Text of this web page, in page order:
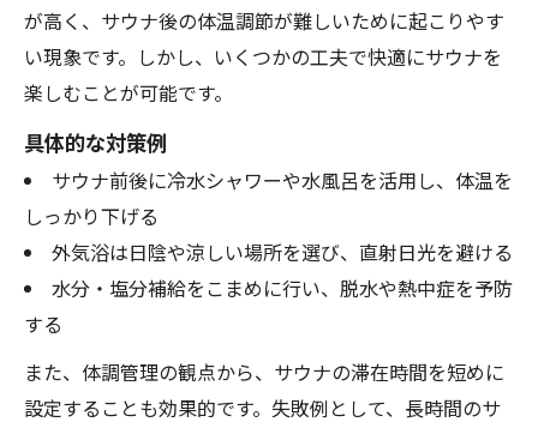
が高く、サウナ後の体温調節が難しいために起こりやす
い現象です。しかし、いくつかの工夫で快適にサウナを
楽しむことが可能です。
具体的な対策例
サウナ前後に冷水シャワーや水風呂を活用し、体温を
しっかり下げる
外気浴は日陰や涼しい場所を選び、直射日光を避ける
水分・塩分補給をこまめに行い、脱水や熱中症を予防
する
また、体調管理の観点から、サウナの滞在時間を短めに
設定することも効果的です。失敗例として、長時間のサ